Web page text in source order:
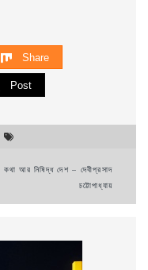
Share
Post
কথা আর নিষিদ্ধ দেশ – দেবীপ্রসাদ
চট্টোপাধ্যায়